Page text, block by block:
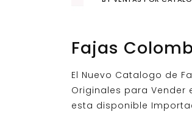
Fajas
El Nuevo Catalogo de
Originales para Vender
esta disponible